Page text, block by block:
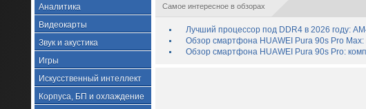
Аналитика
Видеокарты
Звук и акустика
Игры
Искусственный интеллект
Корпуса, БП и охлаждение
Самое интересное в обзорах
Лучший процессор под DDR4 в 2026 году:
Обзор смартфона HUAWEI Pura 90s Pro Max:
Обзор смартфона HUAWEI Pura 90s Pro: